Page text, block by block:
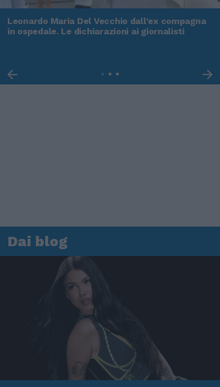
Leonardo Maria Del Vecchio dall'ex compagna
in ospedale. Le dichiarazioni ai giornalisti
Dai blog